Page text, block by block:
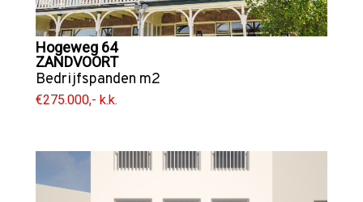
Hogeweg 64
ZANDVOORT
Bedrijfspanden m2
€275.000,- k.k.